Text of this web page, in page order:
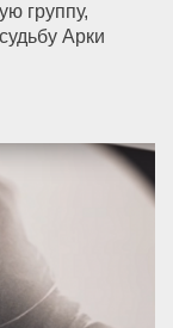
группу,
Арки